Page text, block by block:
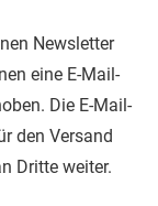
Newsletter
eine E-Mail-
Die E-Mail-
den Versand
Dritte weiter.